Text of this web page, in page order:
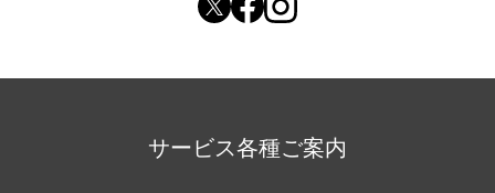
サービス各種ご案内